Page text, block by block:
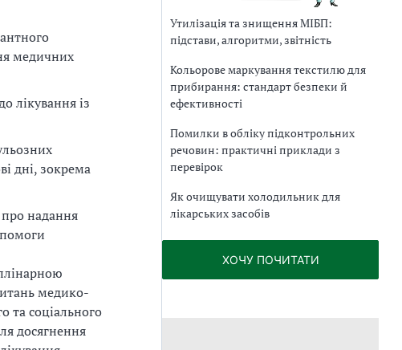
медичних
лікування із
дні, зокрема
надання
медико-
та соціального
досягнення
Утилізація та знищення МІБП:
підстави, алгоритми, звітність
Кольорове маркування текстилю для
прибирання: стандарт безпеки й
ефективності
Помилки в обліку підконтрольних
речовин: практичні приклади з
перевірок
Як очищувати холодильник для
лікарських засобів
ХОЧУ ПОЧИТАТИ